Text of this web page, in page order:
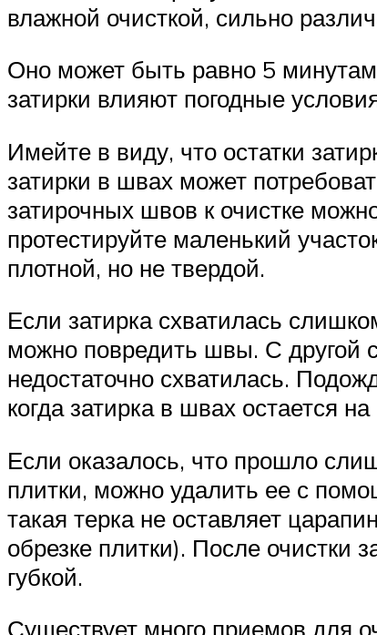
влажной очисткой, сильно
Оно может быть равно 5
затирки влияют погодные
Имейте в виду, что остатки
затирки в швах может
затирочных швов к очистке
протестируйте маленький
плотной, но не твердой.
Если затирка схватилась
можно повредить швы. С другой
недостаточно схватилась.
когда затирка в швах остается
Если оказалось, что прошло
плитки, можно удалить ее с
такая терка не оставляет
обрезке плитки). После очистки
губкой.
Существует много приемов для